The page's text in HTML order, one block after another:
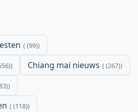
(99)
Chiang mai nieuws (267)
(118)